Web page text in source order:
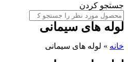
کردن
های سیمانی
» لوله های سیمانی